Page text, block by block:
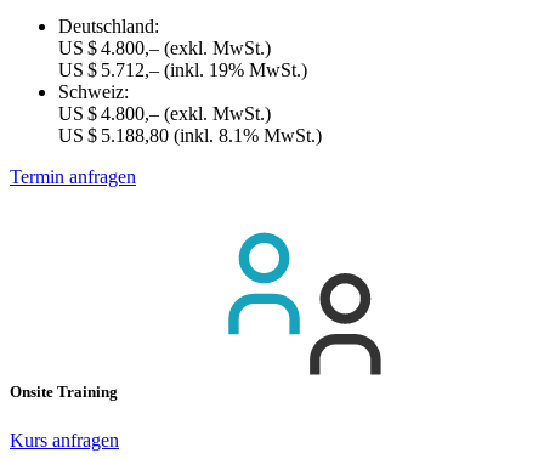
Deutschland:
US $ 4.800,– (exkl. MwSt.)
US $ 5.712,– (inkl. 19% MwSt.)
Schweiz:
US $ 4.800,– (exkl. MwSt.)
US $ 5.188,80 (inkl. 8.1% MwSt.)
Termin anfragen
Onsite Training
Kurs anfragen